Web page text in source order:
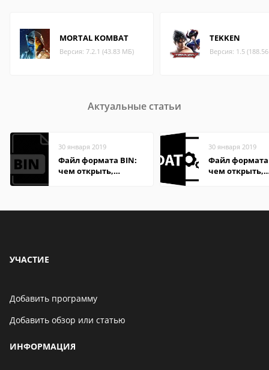
MORTAL KOMBAT
Версия: 7.2.1 (43.83 МБ)
TEKKEN
Версия: 1.5
Актуальные статьи
30 января 2019
Файл формата BIN:
чем открыть,
30 января 2019
Файл формата
чем открыть,
УЧАСТИЕ
Добавить программу
Добавить обзор или статью
ИНФОРМАЦИЯ